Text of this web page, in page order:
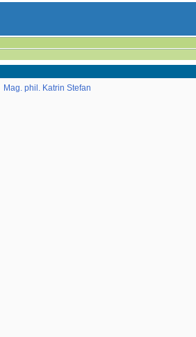
Mag. phil. Katrin Stefan